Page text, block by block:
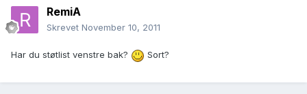
RemiA
Skrevet November 10, 2011
Har du støtlist venstre bak? Sort?